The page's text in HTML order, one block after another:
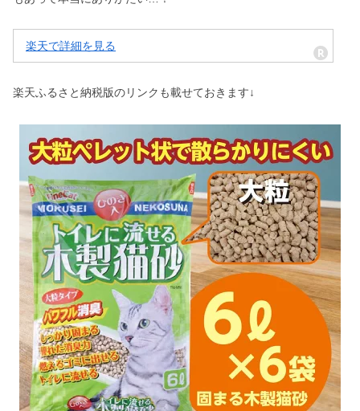
楽天で詳細を見る
楽天ふるさと納税版のリンクも載せておきます↓